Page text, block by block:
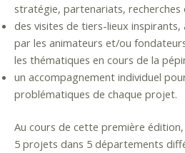
stratégie, partenariats,
des visites de tiers-lieux inspirants,
par les animateurs et/ou
les thématiques en cours de la
un accompagnement individuel
problématiques de chaque projet.
Au cours de cette première
5 projets dans 5 départements